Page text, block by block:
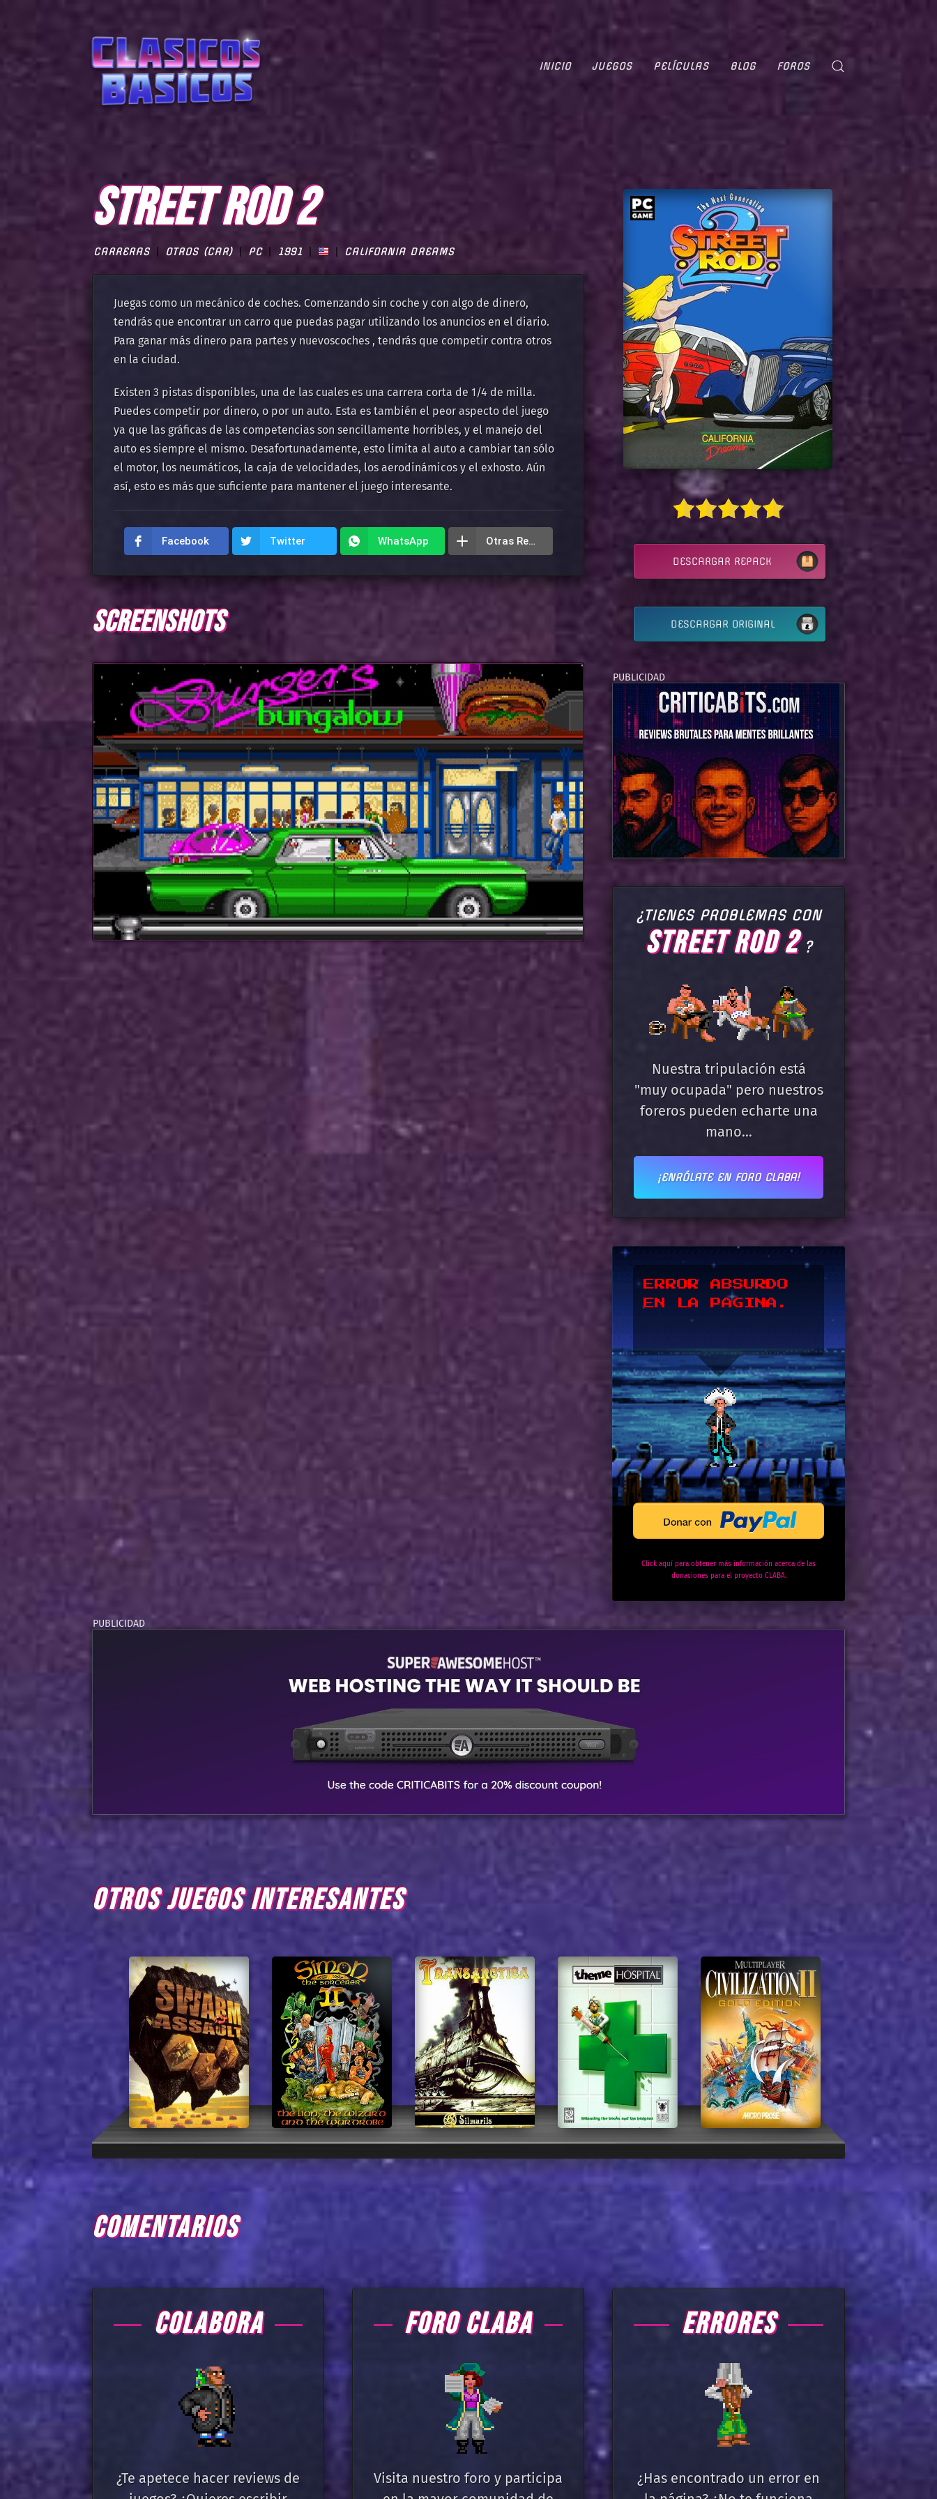
INICIO JUEGOS PELÍCULAS BLOG FOROS
STREET ROD 2
CARRERAS OTROS (CAR) PC 1991 CALIFORNIA DREAMS
Juegas como un mecánico de coches. Comenzando sin coche y con algo de dinero,
tendrás que encontrar un carro que puedas pagar utilizando los anuncios en el diario.
Para ganar más dinero para partes y nuevoscoches , tendrás que competir contra otros
en la ciudad.
Existen 3 pistas disponibles, una de las cuales es una carrera corta de 1/4 de milla.
Puedes competir por dinero, o por un auto. Esta es también el peor aspecto del juego
ya que las gráficas de las competencias son sencillamente horribles, y el manejo del
auto es siempre el mismo. Desafortunadamente, esto limita al auto a cambiar tan sólo
el motor, los neumáticos, la caja de velocidades, los aerodinámicos y el exhosto. Aún
así, esto es más que suficiente para mantener el juego interesante.
Facebook Twitter WhatsApp Otras Redes
SCREENSHOTS
DESCARGAR REPACK
DESCARGAR ORIGINAL
¿TIENES PROBLEMAS CON
STREET ROD 2?
Nuestra tripulación está
"muy ocupada" pero nuestros
foreros pueden echarte una
mano...
¡ENRÓLATE EN FORO CLABA!
*UPSSS*
Click aquí para obtener más información acerca de las
donaciones para el proyecto CLABA.
OTROS JUEGOS INTERESANTES
COMENTARIOS
COLABORA
¿Te apetece hacer reviews de
FORO CLABA
Visita nuestro foro y participa
ERRORES
¿Has encontrado un error en